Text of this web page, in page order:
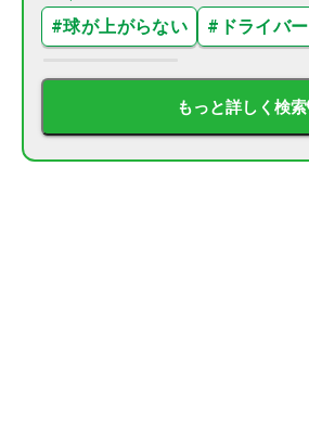
#球が上がらない # ドライバー
もっと詳しく検索